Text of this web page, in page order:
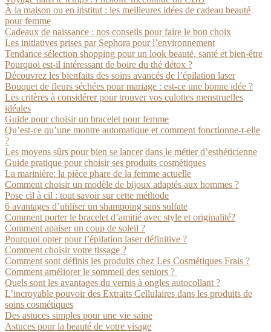
À la maison ou en institut : les meilleures idées de cadeau beauté
pour femme
Cadeaux de naissance : nos conseils pour faire le bon choix
Les initiatives prises par Sephora pour l’environnement
Tendance sélection shopping pour un look beauté, santé et bien-être
Pourquoi est-il intéressant de boire du thé détox ?
Découvrez les bienfaits des soins avancés de l’épilation laser
Bouquet de fleurs séchées pour mariage : est-ce une bonne idée ?
Les critères à considérer pour trouver vos culottes menstruelles
idéales
Guide pour choisir un bracelet pour femme
Qu’est-ce qu’une montre automatique et comment fonctionne-t-elle
?
Les moyens sûrs pour bien se lancer dans le métier d’esthéticienne
Guide pratique pour choisir ses produits cosmétiques
La marinière: la pièce phare de la femme actuelle
Comment choisir un modèle de bijoux adaptés aux hommes ?
Pose cil à cil : tout savoir sur cette méthode
6 avantages d’utiliser un shampoing sans sulfate
Comment porter le bracelet d’amitié avec style et originalité?
Comment apaiser un coup de soleil ?
Pourquoi opter pour l’épilation laser définitive ?
Comment choisir votre tissage ?
Comment sont définis les produits chez Les Cosmétiques Frais ?
Comment améliorer le sommeil des seniors ?
Quels sont les avantages du vernis à ongles autocollant ?
L’incroyable pouvoir des Extraits Cellulaires dans les produits de
soins cosmétiques
Des astuces simples pour une vie saine
Astuces pour la beauté de votre visage